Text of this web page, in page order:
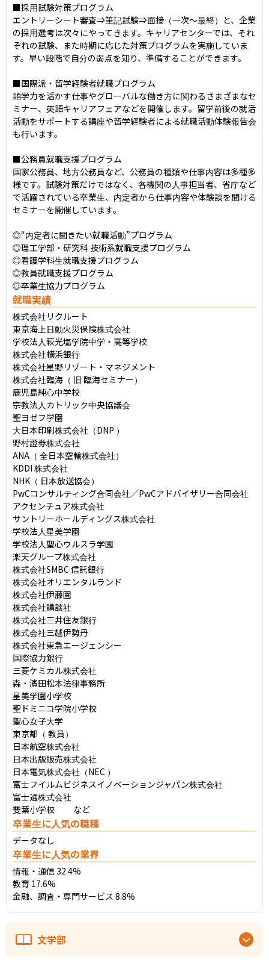
■採用試験対策プログラム
エントリーシート審査⇒筆記試験⇒面接（一次～最終）と、企業
の採用選考は次々にやってきます。キャリアセンターでは、それ
ぞれの試験、また時期に応じた対策プログラムを実施していま
す。早い段階で自分の弱点を知り、準備することができます。
■国際派・留学経験者就職プログラム
語学力を活かす仕事やグローバルな働き方に関わるさまざまなセ
ミナー、英語キャリアフェアなどを開催します。留学前後の就活
活動をサポートする講座や留学経験者による就職活動体験報告会
も行います。
■公務員就職支援プログラム
国家公務員、地方公務員など、公務員の種類や仕事内容は多種多
様です。試験対策だけではなく、各機関の人事担当者、省庁など
で活躍されている卒業生、内定者から仕事内容や体験談を聞ける
セミナーを開催しています。
◎“内定者に聞きたい就職活動”プログラム
◎理工学部・研究科 技術系就職支援プログラム
◎看護学科生就職支援プログラム
◎教員就職支援プログラム
◎卒業生協力プログラム
就職実績
株式会社リクルート
東京海上日動火災保険株式会社
学校法人萩光塩学院中学・高等学校
株式会社横浜銀行
株式会社星野リゾート・マネジメント
株式会社臨海（ 旧 臨海セミナー）
鹿児島純心中学校
宗教法人カトリック中央協議会
聖ヨゼフ学園
大日本印刷株式会社（DNP ）
野村證券株式会社
ANA（ 全日本空輸株式会社）
KDDI 株式会社
NHK（ 日本放送協会）
PwCコンサルティング合同会社／PwCアドバイザリー合同会社
アクセンチュア株式会社
サントリーホールディングス株式会社
学校法人星美学園
学校法人聖心ウルスラ学園
楽天グループ株式会社
株式会社SMBC 信託銀行
株式会社オリエンタルランド
株式会社伊藤園
株式会社講談社
株式会社三井住友銀行
株式会社三越伊勢丹
株式会社東急エージェンシー
国際協力銀行
三菱ケミカル株式会社
森・濱田松本法律事務所
星美学園小学校
聖ドミニコ学院小学校
聖心女子大学
東京都（ 教員）
日本航空株式会社
日本出版販売株式会社
日本電気株式会社（NEC ）
富士フイルムビジネスイノベーションジャパン株式会社
富士通株式会社
雙葉小学校 　　など
卒業生に人気の職種
データなし
卒業生に人気の業界
情報・通信 32.4%
教育 17.6%
金融、調査・専門サービス 8.8%
文学部